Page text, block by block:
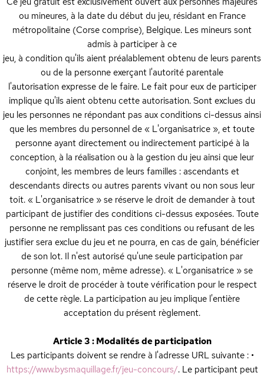
ou mineures, à la date du début du jeu, résidant en France
métropolitaine (Corse comprise), Belgique. Les mineurs sont
admis à participer à ce
jeu, à condition qu'ils aient préalablement obtenu de leurs parents
ou de la personne exerçant l'autorité parentale
l'autorisation expresse de le faire. Le fait pour eux de participer
implique qu'ils aient obtenu cette autorisation. Sont exclues du
jeu les personnes ne répondant pas aux conditions ci-dessus ainsi
que les membres du personnel de « L'organisatrice », et toute
personne ayant directement ou indirectement participé à la
conception, à la réalisation ou à la gestion du jeu ainsi que leur
conjoint, les membres de leurs familles : ascendants et
descendants directs ou autres parents vivant ou non sous leur
toit. « L'organisatrice » se réserve le droit de demander à tout
participant de justifier des conditions ci-dessus exposées. Toute
personne ne remplissant pas ces conditions ou refusant de les
justifier sera exclue du jeu et ne pourra, en cas de gain, bénéficier
de son lot. Il n'est autorisé qu'une seule participation par
personne (même nom, même adresse). « L'organisatrice » se
réserve le droit de procéder à toute vérification pour le respect
de cette règle. La participation au jeu implique l'entière
acceptation du présent règlement.
Article 3 : Modalités de participation
Les participants doivent se rendre à l'adresse URL suivante : •
https://www.bysmaquillage.fr/jeu-concours/. Le participant peut